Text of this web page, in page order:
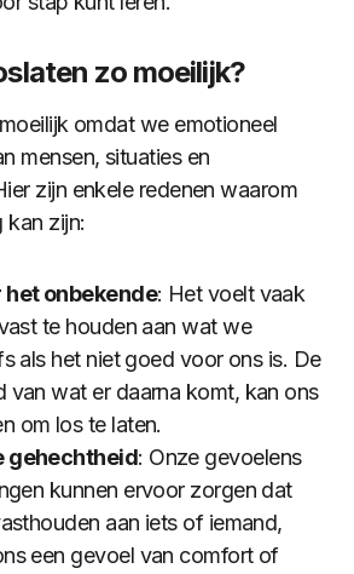
zo moeilijk?
omdat we emotioneel
mensen, situaties en
zijn enkele redenen waarom
kan zijn:
onbekende: Het voelt vaak
te houden aan wat we
als het niet goed voor ons is. De
van wat er daarna komt, kan ons
om los te laten.
gehechtheid: Onze gevoelens
kunnen ervoor zorgen dat
aan iets of iemand,
een gevoel van comfort of